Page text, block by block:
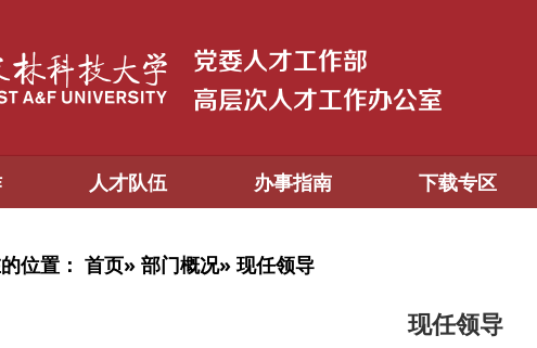
人才队伍 办事指南 下载专区
位置： 首页» 部门概况» 现任领导
现任领导